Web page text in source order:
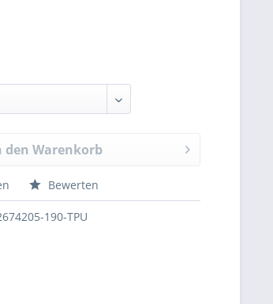
den Warenkorb
Bewerten
190-TPU